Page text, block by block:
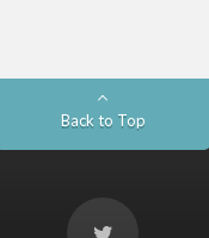
Back to Top